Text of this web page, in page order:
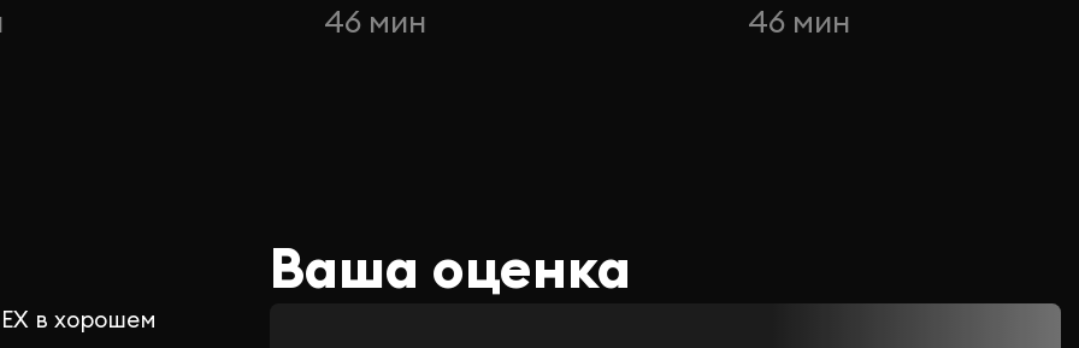
46 мин 46 мин
в хорошем
Ваша оценка